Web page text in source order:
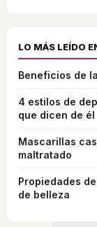
LO MÁS LEÍDO
Beneficios de
4 estilos de
que dicen de él
Mascarillas
maltratado
Propiedades
de belleza